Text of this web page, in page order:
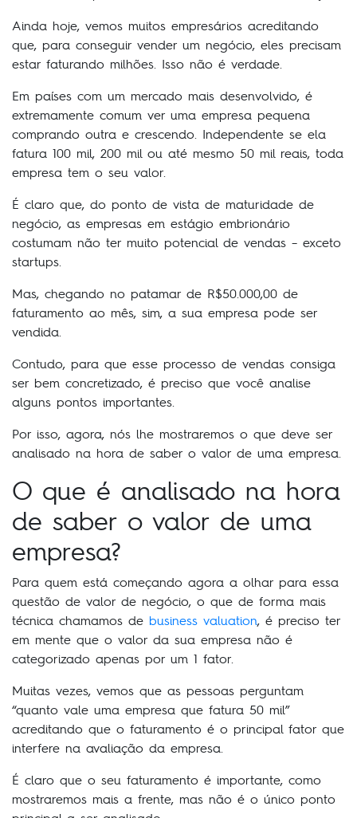
Ainda hoje, vemos muitos empresários acreditando
que, para conseguir vender um negócio, eles precisam
estar faturando milhões. Isso não é verdade.
Em países com um mercado mais desenvolvido, é
extremamente comum ver uma empresa pequena
comprando outra e crescendo. Independente se ela
fatura 100 mil, 200 mil ou até mesmo 50 mil reais, toda
empresa tem o seu valor.
É claro que, do ponto de vista de maturidade de
negócio, as empresas em estágio embrionário
costumam não ter muito potencial de vendas – exceto
startups.
Mas, chegando no patamar de R$50.000,00 de
faturamento ao mês, sim, a sua empresa pode ser
vendida.
Contudo, para que esse processo de vendas consiga
ser bem concretizado, é preciso que você analise
alguns pontos importantes.
Por isso, agora, nós lhe mostraremos o que deve ser
analisado na hora de saber o valor de uma empresa.
O que é analisado na hora
de saber o valor de uma
empresa?
Para quem está começando agora a olhar para essa
questão de valor de negócio, o que de forma mais
técnica chamamos de business valuation, é preciso ter
em mente que o valor da sua empresa não é
categorizado apenas por um 1 fator.
Muitas vezes, vemos que as pessoas perguntam
“quanto vale uma empresa que fatura 50 mil”
acreditando que o faturamento é o principal fator que
interfere na avaliação da empresa.
É claro que o seu faturamento é importante, como
mostraremos mais a frente, mas não é o único ponto